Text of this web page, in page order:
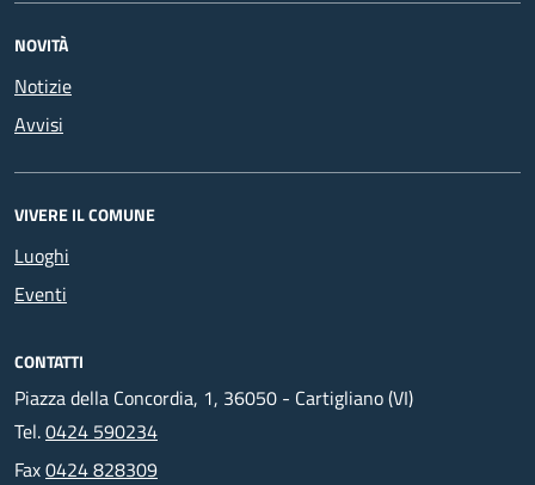
NOVITÀ
Notizie
Avvisi
VIVERE IL COMUNE
Luoghi
Eventi
CONTATTI
Piazza della Concordia, 1, 36050 - Cartigliano (VI)
Tel.0424 590234
Fax0424 828309